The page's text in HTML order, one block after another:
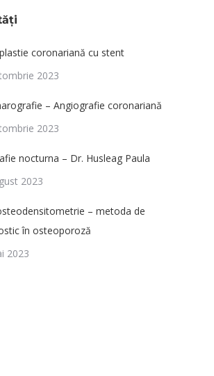
coronariană cu stent
2023
– Angiografie coronariană
2023
nocturna – Dr. Husleag Paula
2023
– metoda de
în osteoporoză
2023